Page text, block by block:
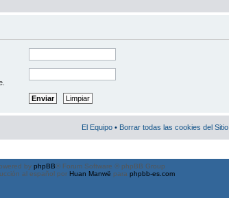
El Equipo • Borrar todas las cookies del Sitio
by phpBB® Forum Software © phpBB Group
al español por Huan Manwë para phpbb-es.com